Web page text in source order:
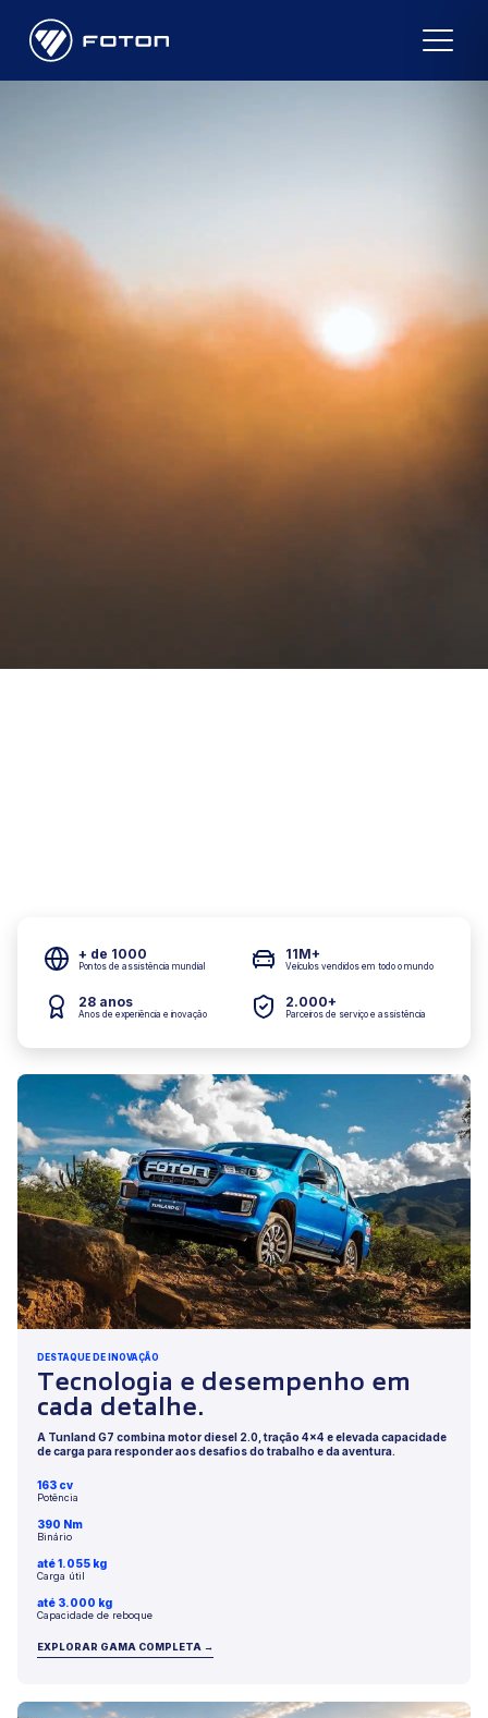
+ de 1000
Pontos de assistência mundial
11M+
Veículos vendidos em todo o mundo
28 anos
Anos de experiência e inovação
2.000+
Parceiros de serviço e assistência
DESTAQUE DE INOVAÇÃO
Tecnologia e desempenho em
cada detalhe.
A Tunland G7 combina motor diesel 2.0, tração 4x4 e elevada capacidade
de carga para responder aos desafios do trabalho e da aventura.
163 cv
Potência
390 Nm
Binário
até 1.055 kg
Carga útil
até 3.000 kg
Capacidade de reboque
EXPLORAR GAMA COMPLETA →